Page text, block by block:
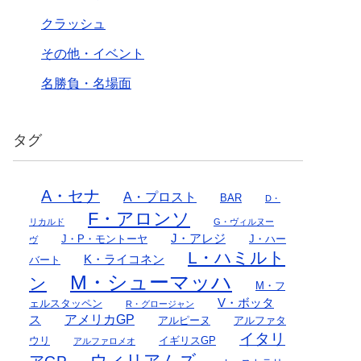
クラッシュ
その他・イベント
名勝負・名場面
タグ
A・セナ A・プロスト BAR D・
リカルド F・アロンソ
G・ヴィルヌー
ヴ
J・P・モントーヤ J・アレジ
J・ハー
バート
K・ライコネン
L・ハミルト
ン
M・シューマッハ
M・フ
ェルスタッペン
R・グロージャン
V・ボッタ
ス
アメリカGP アルピーヌ
アルファタ
ウリ
アルファロメオ イギリスGP
イタリ